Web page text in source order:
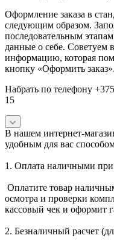
Оформление заказа в
следующим образом.
последовательным
данные о себе. Советуем
информацию, которая
кнопку «Оформить заказ».
Набрать по телефону
15
В нашем интернет-
удобным для вас
1. Оплата наличными
Оплатите товар
осмотра и проверки
кассовый чек и оформит
2. Безналичный расчет